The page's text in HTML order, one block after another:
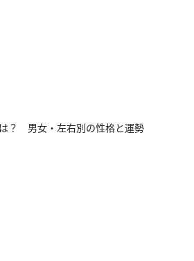
？ 男女・左右別の性格と運勢